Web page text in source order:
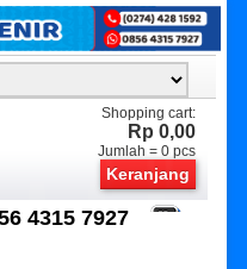
Shopping cart:
Rp 0,00
Jumlah =0 pcs
Keranjang
4315 7927